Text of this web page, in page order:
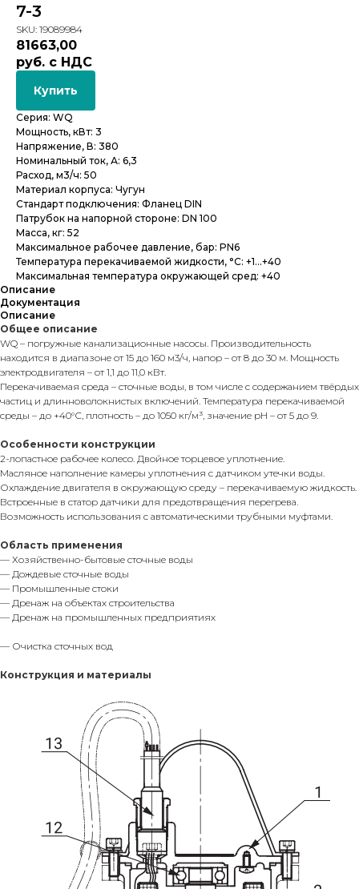
7-3
SKU: 19089984
81663,00
руб. с НДС
Купить
Серия: WQ
Мощность, кВт: 3
Напряжение, В: 380
Номинальный ток, А: 6,3
Расход, м3/ч: 50
Материал корпуса: Чугун
Стандарт подключения: Фланец DIN
Патрубок на напорной стороне: DN 100
Масса, кг: 52
Максимальное рабочее давление, бар: PN6
Температура перекачиваемой жидкости, °С: +1...+40
Максимальная температура окружающей сред: +40
Описание
Документация
Описание
Общее описание
WQ – погружные канализационные насосы. Производительность
находится в диапазоне от 15 до 160 м3/ч, напор – от 8 до 30 м. Мощность
электродвигателя – от 1,1 до 11,0 кВт.
Перекачиваемая среда – сточные воды, в том числе с содержанием твёрдых
частиц и длинноволокнистых включений. Температура перекачиваемой
среды – до +40°С, плотность – до 1050 кг/м³, значение рН – от 5 до 9.
Особенности конструкции
2-лопастное рабочее колесо. Двойное торцевое уплотнение.
Масляное наполнение камеры уплотнения с датчиком утечки воды.
Охлаждение двигателя в окружающую среду – перекачиваемую жидкость.
Встроенные в статор датчики для предотвращения перегрева.
Возможность использования с автоматическими трубными муфтами.
Область применения
— Хозяйственно-бытовые сточные воды
— Дождевые сточные воды
— Промышленные стоки
— Дренаж на объектах строительства
— Дренаж на промышленных предприятиях
— Очистка сточных вод
Конструкция и материалы